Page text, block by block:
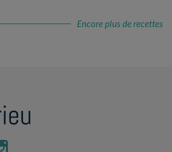
Encore plus de recettes